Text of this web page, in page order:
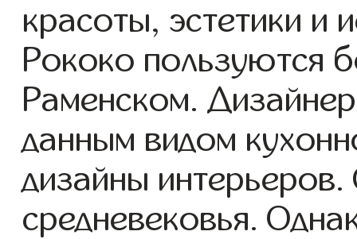
красоты, эстетики и
Рококо пользуются
Раменском.
данным видом
дизайны
средневековья.